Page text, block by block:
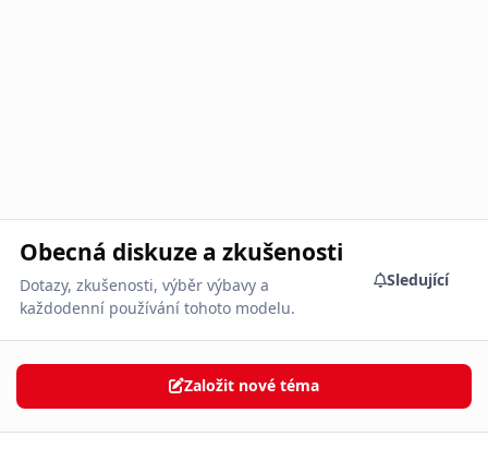
Obecná diskuze a zkušenosti
Dotazy, zkušenosti, výběr výbavy a
každodenní používání tohoto modelu.
Sledující
Založit nové téma